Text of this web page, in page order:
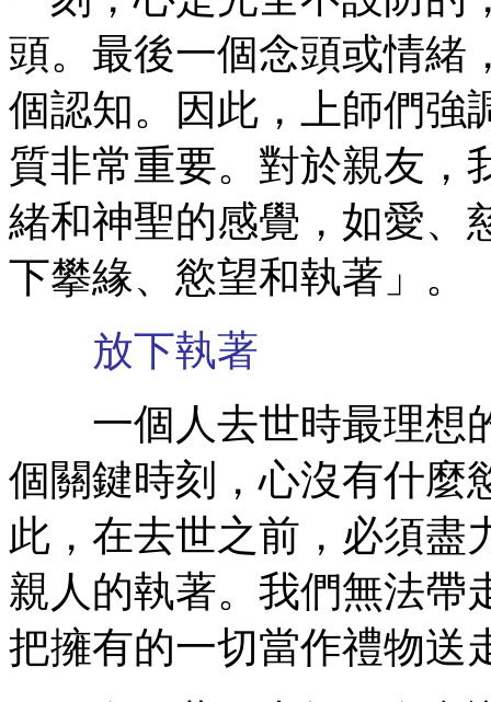
頭。最後一個念頭或情緒
個認知。因此，上師們強
質非常重要。對於親友，
緒和神聖的感覺，如愛、
下攀緣、慾望和執著」。
放下執著
一個人去世時最理想
個關鍵時刻，心沒有什麼
此，在去世之前，必須盡
親人的執著。我們無法帶
把擁有的一切當作禮物送